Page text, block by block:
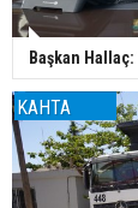
Başkan
KAHTA